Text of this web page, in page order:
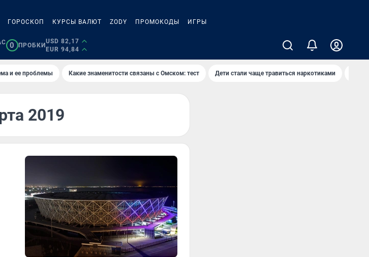
ГОРОСКОП КУРСЫ ВАЛЮТ ZODY ПРОМОКОДЫ ИГРЫ
0 ПРОБКИ
USD 82,17
EUR 94,84
и ее проблемы Какие знаменитости связаны с Омском: тест Дети стали чаще травиться наркотиками
2019